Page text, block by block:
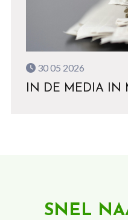
30 05 2026
IN DE MEDIA IN
SNEL